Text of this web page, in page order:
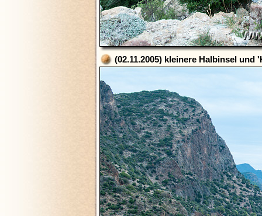
(02.11.2005) kleinere Halbinsel